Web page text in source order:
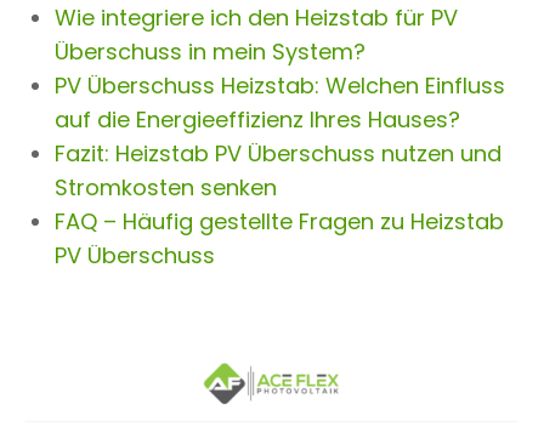
Wie integriere ich den Heizstab für PV
Überschuss in mein System?
PV Überschuss Heizstab: Welchen Einfluss
auf die Energieeffizienz Ihres Hauses?
Fazit: Heizstab PV Überschuss nutzen und
Stromkosten senken
FAQ – Häufig gestellte Fragen zu Heizstab
PV Überschuss